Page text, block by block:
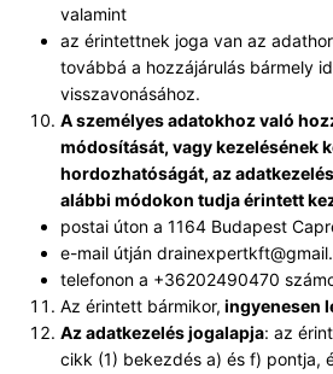
valamint
az érintettnek joga van az
továbbá a hozzájárulás bármely
visszavonásához.
A személyes adatokhozvaló
módosítását, vagy kezelésének
hordozhatóságát, az
alábbi módokon tudja érintett
postai úton a 1164 Budapest
e-mail útján
telefonon a +36202490470
Az érintett bármikor, ingyenesen
Az adatkezelés jogalapja: az
cikk (1) bekezdés a) és f) pontja,